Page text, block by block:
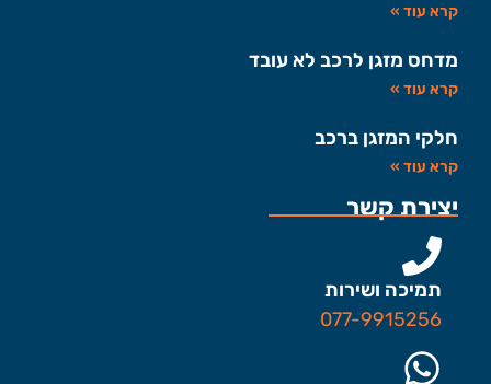
קרא עוד »
מדחס מזגן לרכב לא עובד
קרא עוד »
חלקי המזגן ברכב
קרא עוד »
יצירת קשר
תמיכה ושירות
077-9915256